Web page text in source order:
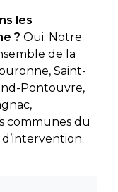
les
? Oui. Notre
de la
Saint-
Pontouvre,
communes du